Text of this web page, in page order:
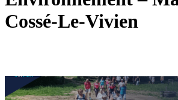
Cossé-Le-Vivien